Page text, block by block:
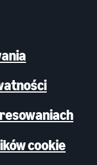
cookie